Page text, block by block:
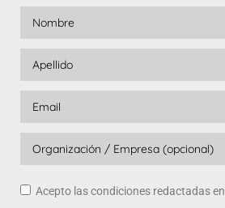
Acepto las condiciones redactadas en